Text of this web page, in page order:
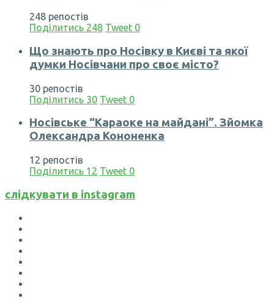
248 репостів
Поділитись 248 Tweet 0
Що знають про Носівку в Києві та якої
думки Носівчани про своє місто?
30 репостів
Поділитись 30 Tweet 0
Носівське “Караоке на майдані”. Зйомка
Олександра Кононенка
12 репостів
Поділитись 12 Tweet 0
слідкувати в instagram